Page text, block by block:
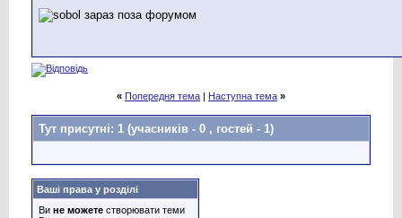
« Попередня тема | Наступна тема »
Тут присутні: 1 (учасників - 0 , гостей - 1)
Ваші права у розділі
Ви не можете створювати теми